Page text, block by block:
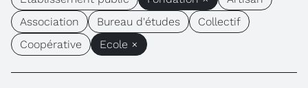
Association
Bureau d'études
Collectif
Coopérative
Ecole ×